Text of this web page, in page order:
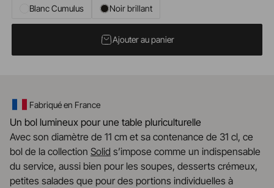
Blanc Cumulus Noir brillant
Ajouter au panier
Fabriqué en France
Un bol lumineux pour une table pluriculturelle
Avec son diamètre de 11 cm et sa contenance de 31 cl, ce
bol de la collection Solid s’impose comme un indispensable
du service, aussi bien pour les soupes, desserts crémeux,
petites salades que pour des portions individuelles à